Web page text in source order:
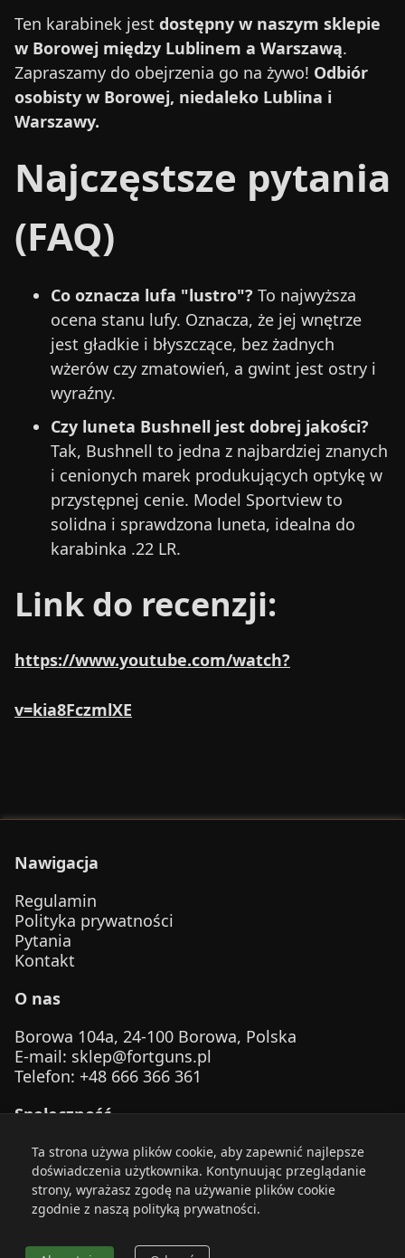
Ten karabinek jest dostępny w naszym sklepie
w Borowej między Lublinem a Warszawą.
Zapraszamy do obejrzenia go na żywo! Odbiór
osobisty w Borowej, niedaleko Lublina i
Warszawy.
Najczęstsze pytania
(FAQ)
Co oznacza lufa "lustro"? To najwyższa
ocena stanu lufy. Oznacza, że jej wnętrze
jest gładkie i błyszczące, bez żadnych
wżerów czy zmatowień, a gwint jest ostry i
wyraźny.
Czy luneta Bushnell jest dobrej jakości?
Tak, Bushnell to jedna z najbardziej znanych
i cenionych marek produkujących optykę w
przystępnej cenie. Model Sportview to
solidna i sprawdzona luneta, idealna do
karabinka .22 LR.
Link do recenzji:
https://www.youtube.com/watch?
v=kia8FczmlXE
Nawigacja
Regulamin
Polityka prywatności
Pytania
Kontakt
O nas
Borowa 104a, 24-100 Borowa, Polska
E-mail: sklep@fortguns.pl
Telefon: +48 666 366 361
Społeczność
odpowiedzialnie.
Ta strona używa plików cookie, aby zapewnić najlepsze
doświadczenia użytkownika. Kontynuując przeglądanie
strony, wyrażasz zgodę na używanie plików cookie
zgodnie z naszą polityką prywatności.